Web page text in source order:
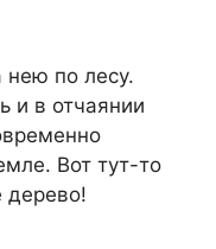
нею по лесу.
и в отчаянии
Вот тут-то
дерево!